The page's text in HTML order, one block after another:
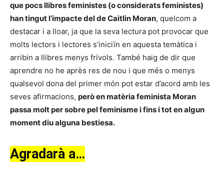
que pocs llibres feministes (o considerats feministes)
han tingut l’impacte del de Caitlin Moran, quelcom a
destacar i a lloar, ja que la seva lectura pot provocar que
molts lectors i lectores s’iniciïn en aquesta temàtica i
arribin a llibres menys frívols. També haig de dir que
aprendre no he après res de nou i que més o menys
qualsevol dona del primer món pot estar d’acord amb les
seves afirmacions, però en matèria feminista Moran
passa molt per sobre pel feminisme i fins i tot en algun
moment diu alguna bestiesa.
Agradarà a…